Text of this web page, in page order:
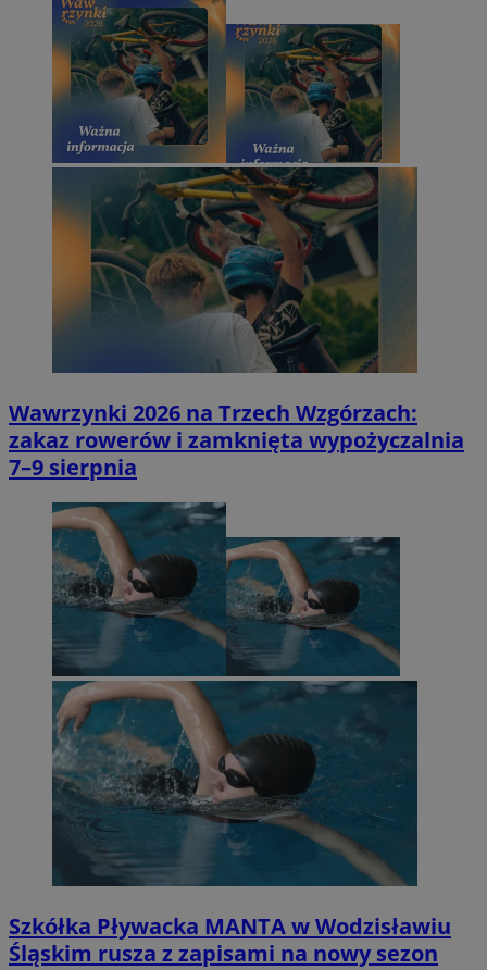
Wawrzynki 2026 na Trzech Wzgórzach:
zakaz rowerów i zamknięta wypożyczalnia
7–9 sierpnia
Szkółka Pływacka MANTA w Wodzisławiu
Śląskim rusza z zapisami na nowy sezon